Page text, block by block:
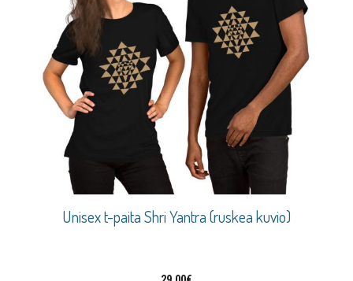
Unisex t-paita Shri Yantra (ruskea kuvio)